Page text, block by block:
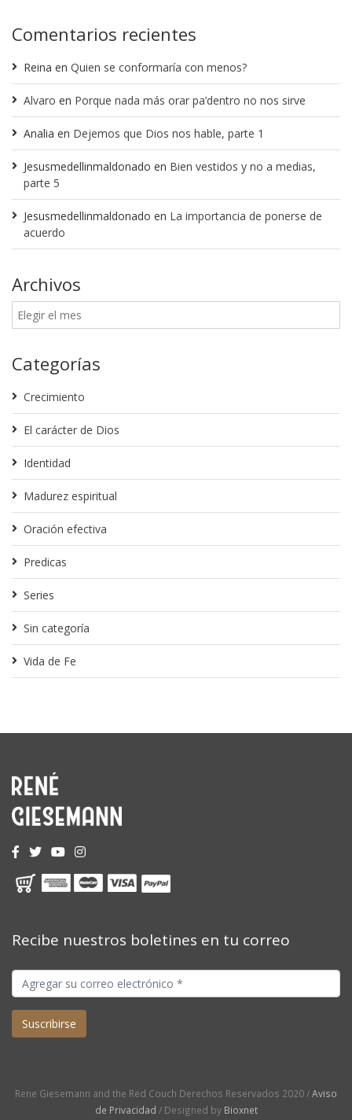
Comentarios recientes
Reina en Quien se conformaría con menos?
Alvaro en Porque nada más orar pa’dentro no nos sirve
Analia en Dejemos que Dios nos hable, parte 1
Jesusmedellinmaldonado en Bien vestidos y no a medias,
parte 5
Jesusmedellinmaldonado en La importancia de ponerse de
acuerdo
Archivos
Categorías
Crecimiento
El carácter de Dios
Identidad
Madurez espiritual
Oración efectiva
Predicas
Series
Sin categoría
Vida de Fe
Recibe nuestros boletines en tu correo
Rene Giesemann and the Red Couch Derechos Reservados 2020 /Aviso
de Privacidad / Designed by Bioxnet